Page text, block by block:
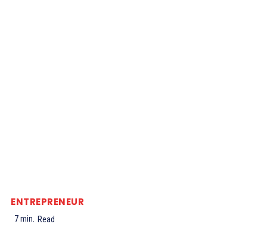
ENTREPRENEUR
7min. Read